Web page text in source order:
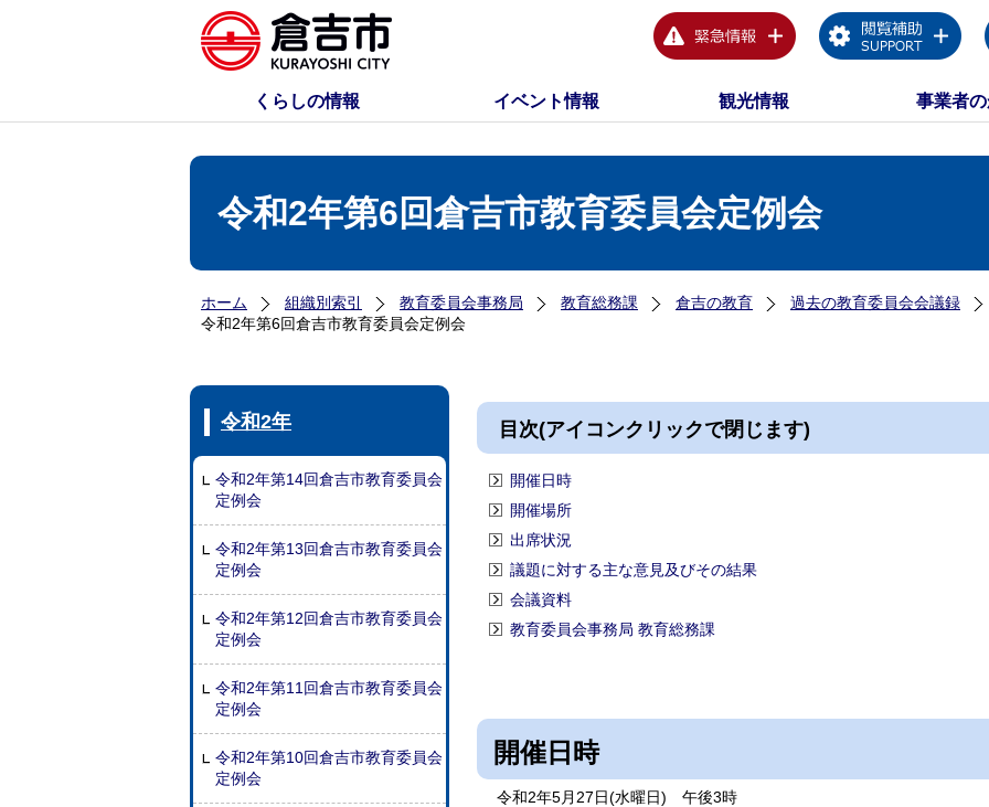
くらしの情報 イベント情報 観光情報 事業者
令和2年第6回倉吉市教育委員会定例会
ホーム 組織別索引 教育委員会事務局 教育総務課 倉吉の教育 過去の教育委員会会議録
令和2年第6回倉吉市教育委員会定例会
令和2年
令和2年第14回倉吉市教育委員会
定例会
令和2年第13回倉吉市教育委員会
定例会
令和2年第12回倉吉市教育委員会
定例会
令和2年第11回倉吉市教育委員会
定例会
令和2年第10回倉吉市教育委員会
定例会
目次(アイコンクリックで閉じます)
開催日時
開催場所
出席状況
議題に対する主な意見及びその結果
会議資料
教育委員会事務局 教育総務課
開催日時
令和2年5月27日(水曜日) 午後3時